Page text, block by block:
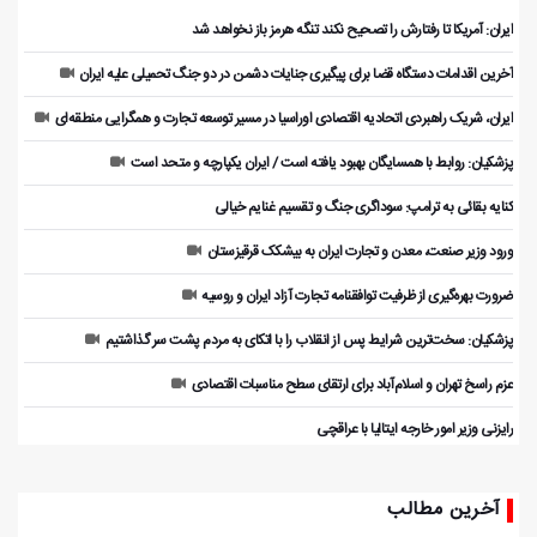
ایران: آمریکا تا رفتارش را تصحیح نکند تنگه هرمز باز نخواهد شد
آخرین اقدامات دستگاه قضا برای پیگیری جنایات دشمن در دو جنگ تحمیلی علیه ایران
ایران، شریک راهبردی اتحادیه اقتصادی اوراسیا در مسیر توسعه تجارت و همگرایی منطقه‌ای
پزشکیان: روابط با همسایگان بهبود یافته است / ایران یکپارچه و متحد است
کنایه بقائی به ترامپ: سوداگری جنگ و تقسیم غنایم خیالی
ورود وزیر صنعت، معدن و تجارت ایران به بیشکک قرقیزستان
ضرورت بهره‌گیری از ظرفیت توافقنامه تجارت آزاد ایران و روسیه
پزشکیان: سخت‌ترین شرایط پس از انقلاب را با اتکای به مردم پشت سر گذاشتیم
عزم راسخ تهران و اسلام‌آباد برای ارتقای سطح مناسبات اقتصادی
رایزنی وزیر امور خارجه ایتالیا با عراقچی
آخرین مطالب